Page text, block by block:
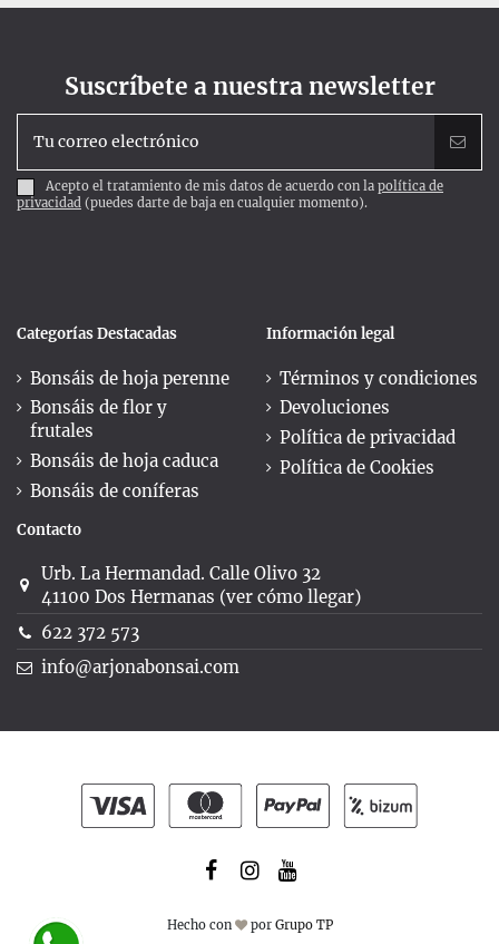
Suscríbete a nuestra newsletter
Acepto el tratamiento de mis datos de acuerdo con la política de
privacidad (puedes darte de baja en cualquier momento).
Categorías Destacadas
Bonsáis de hoja perenne
Bonsáis de flor y
frutales
Bonsáis de hoja caduca
Bonsáis de coníferas
Información legal
Términos y condiciones
Devoluciones
Política de privacidad
Política de Cookies
Contacto
Urb. La Hermandad. Calle Olivo 32
41100 Dos Hermanas (ver cómo llegar)
622 372 573
info@arjonabonsai.com
Hecho con por Grupo TP